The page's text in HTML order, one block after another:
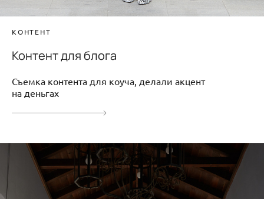
КОНТЕНТ
Контент для блога
Съемка контента для коуча, делали акцент
на деньгах